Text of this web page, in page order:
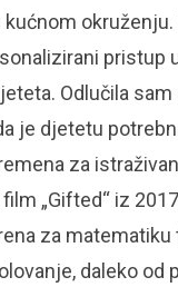
pristup
Odlučila
je djetetu
za
„Gifted“ iz
za
daleko